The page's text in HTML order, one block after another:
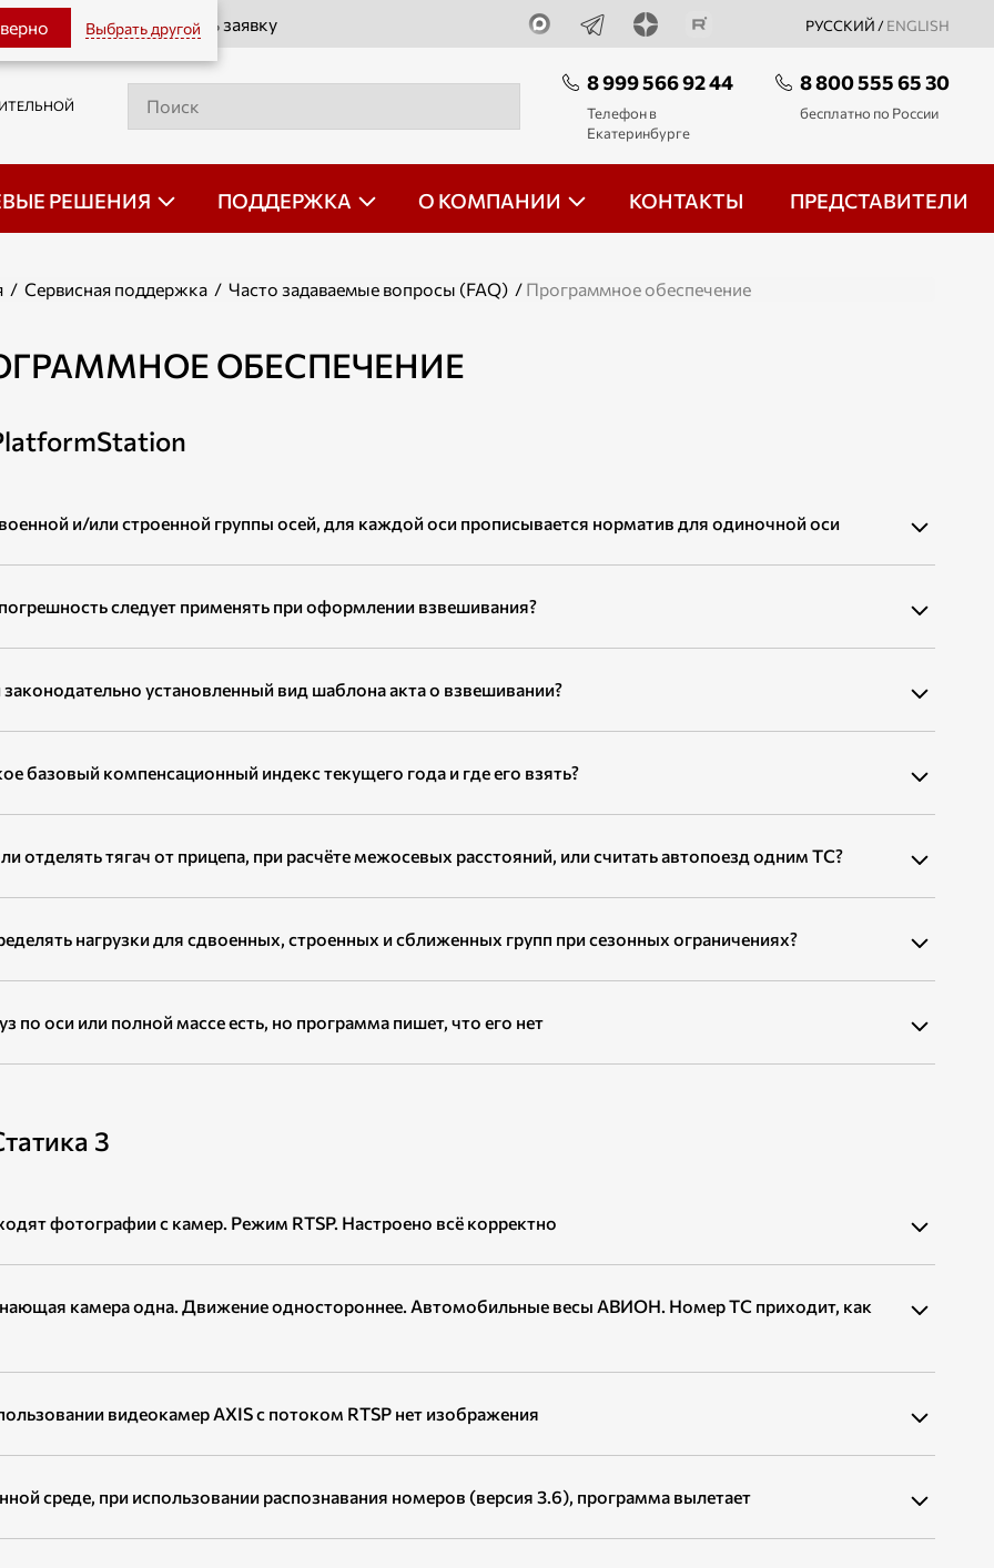
Выбрать другой РУССКИЙ / ENGLISH
Оставить заявку
8 999 566 92 44
Телефон в
Екатеринбурге
8 800 555 65 30
бесплатно по России
РЕШЕНИЯ ПОДДЕРЖКА О КОМПАНИИ КОНТАКТЫ ПРЕДСТАВИТЕЛИ
/ Сервисная поддержка / Часто задаваемые вопросы (FAQ) / Программное обеспечение
ОБЕСПЕЧЕНИЕ
и/или строенной группы осей, для каждой оси прописывается норматив для одиночной оси
следует применять при оформлении взвешивания?
законодательно установленный вид шаблона акта о взвешивании?
базовый компенсационный индекс текущего года и где его взять?
отделять тягач от прицепа, при расчёте межосевых расстояний, или считать автопоезд одним ТС?
нагрузки для сдвоенных, строенных и сближенных групп при сезонных ограничениях?
по оси или полной массе есть, но программа пишет, что его нет
3
фотографии с камер. Режим RTSP. Настроено всё корректно
камера одна. Движение одностороннее. Автомобильные весы АВИОН. Номер ТС приходит, как
видеокамер AXIS с потоком RTSP нет изображения
среде, при использовании распознавания номеров (версия 3.6), программа вылетает